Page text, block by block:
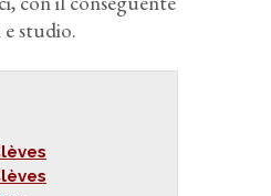
studio.